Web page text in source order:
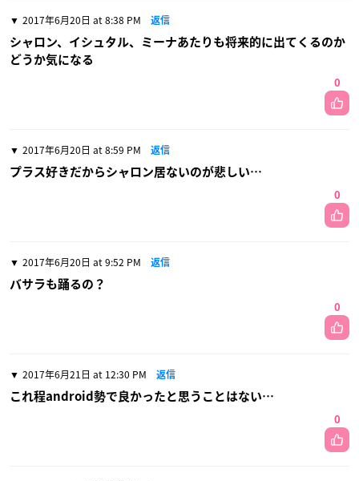
2017年6月20日 at 8:38 PM 返信
シャロン、イシュタル、ミーナあたりも将来的に出てくるのか
どうか気になる
0
2017年6月20日 at 8:59 PM 返信
プラス好きだからシャロン居ないのが悲しい…
0
2017年6月20日 at 9:52 PM 返信
バサラも踊るの？
0
2017年6月21日 at 12:30 PM 返信
これ程android勢で良かったと思うことはない…
0